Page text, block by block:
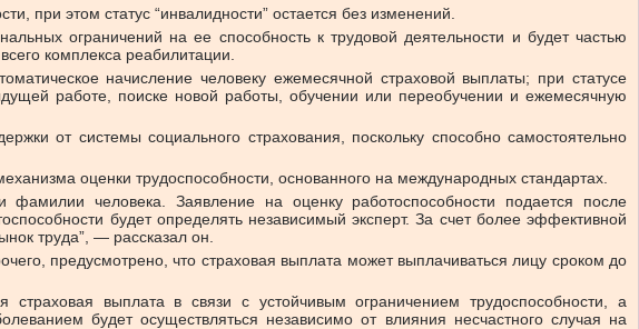
при этом статус “инвалидности” остается без изменений.
ограничений на ее способность к трудовой деятельности и будет частью
комплекса реабилитации.
начисление человеку ежемесячной страховой выплаты; при статусе
работе, поиске новой работы, обучении или переобучении и ежемесячную
от системы социального страхования, поскольку способно самостоятельно
оценки трудоспособности, основанного на международных стандартах.
человека. Заявление на оценку работоспособности подается после
будет определять независимый эксперт. За счет более эффективной
труда”, — рассказал он.
предусмотрено, что страховая выплата может выплачиваться лицу сроком до
страховая выплата в связи с устойчивым ограничением трудоспособности, а
будет осуществляться независимо от влияния несчастного случая на